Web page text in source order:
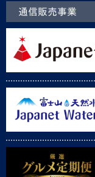
通信販売事業